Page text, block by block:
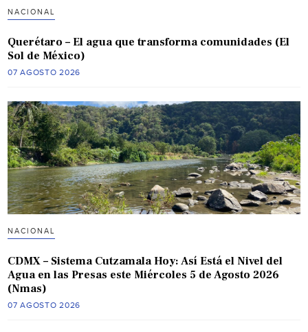
NACIONAL
Querétaro – El agua que transforma comunidades (El
Sol de México)
07 AGOSTO 2026
NACIONAL
CDMX – Sistema Cutzamala Hoy: Así Está el Nivel del
Agua en las Presas este Miércoles 5 de Agosto 2026
(Nmas)
07 AGOSTO 2026